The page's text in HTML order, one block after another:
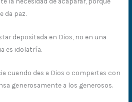
da paz.
depositada en Dios, no en una
es idolatría.
cuando des a Dios o compartas con
generosamente a los generosos.